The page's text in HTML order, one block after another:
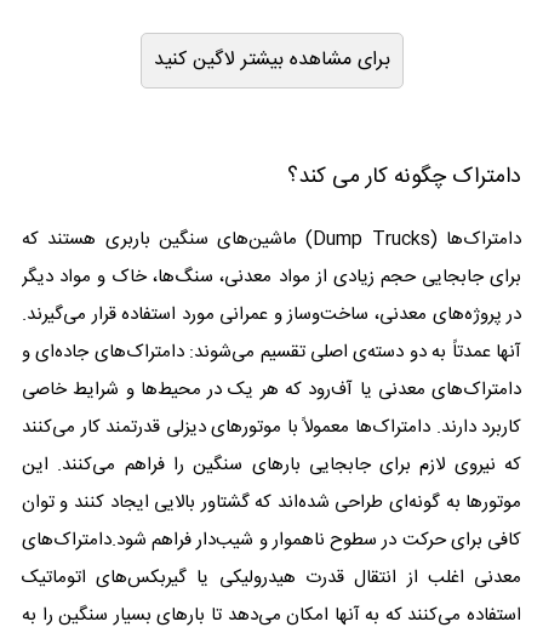
برای مشاهده بیشتر لاگین کنید
دامتراک چگونه کار می کند؟
دامتراک‌ها (Dump Trucks) ماشین‌های سنگین باربری هستند که
برای جابجایی حجم زیادی از مواد معدنی، سنگ‌ها، خاک و مواد دیگر
در پروژه‌های معدنی، ساخت‌وساز و عمرانی مورد استفاده قرار می‌گیرند.
آنها عمدتاً به دو دسته‌ی اصلی تقسیم می‌شوند: دامتراک‌های جاده‌ای و
دامتراک‌های معدنی یا آف‌رود که هر یک در محیط‌ها و شرایط خاصی
کاربرد دارند. دامتراک‌ها معمولاً با موتورهای دیزلی قدرتمند کار می‌کنند
که نیروی لازم برای جابجایی بارهای سنگین را فراهم می‌کنند. این
موتورها به گونه‌ای طراحی شده‌اند که گشتاور بالایی ایجاد کنند و توان
کافی برای حرکت در سطوح ناهموار و شیب‌دار فراهم شود.دامتراک‌های
معدنی اغلب از انتقال قدرت هیدرولیکی یا گیربکس‌های اتوماتیک
استفاده می‌کنند که به آنها امکان می‌دهد تا بارهای بسیار سنگین را به